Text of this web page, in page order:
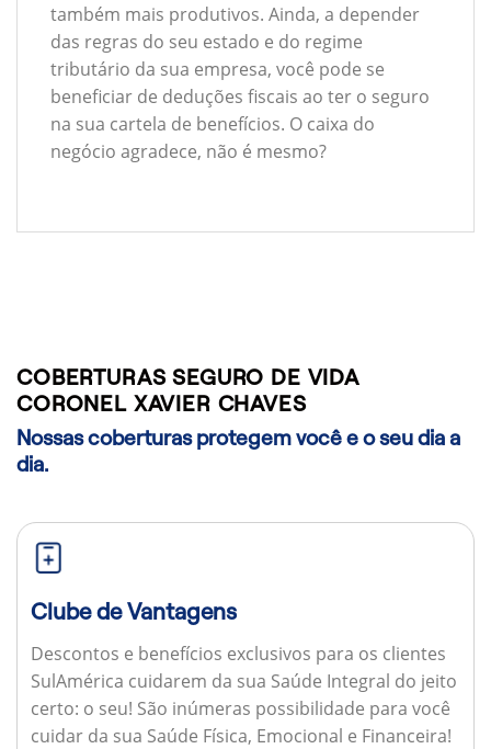
também mais produtivos. Ainda, a depender
das regras do seu estado e do regime
tributário da sua empresa, você pode se
beneficiar de deduções fiscais ao ter o seguro
na sua cartela de benefícios. O caixa do
negócio agradece, não é mesmo?
COBERTURAS SEGURO DE VIDA
CORONEL XAVIER CHAVES
Nossas coberturas protegem você e o seu dia a
dia.
Clube de Vantagens
Descontos e benefícios exclusivos para os clientes
SulAmérica cuidarem da sua Saúde Integral do jeito
certo: o seu! São inúmeras possibilidade para você
cuidar da sua Saúde Física, Emocional e Financeira!